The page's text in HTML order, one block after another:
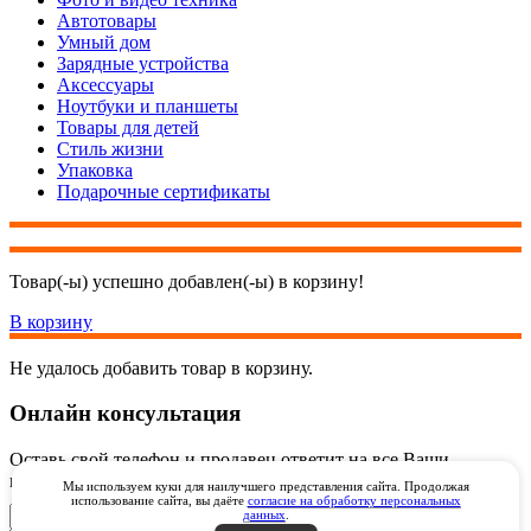
Автотовары
Умный дом
Зарядные устройства
Аксессуары
Ноутбуки и планшеты
Товары для детей
Стиль жизни
Упаковка
Подарочные сертификаты
Товар(-ы) успешно добавлен(-ы) в корзину!
В корзину
Не удалось добавить товар в корзину.
Мы используем куки для наилучшего представления сайта. Продолжая
использование сайта, вы даёте согласие на обработку персональных
данных
Онлайн консультация
Оставь свой телефон и продавец ответит на все Ваши
вопросы онлайн через видеозвонок через WhatsApp